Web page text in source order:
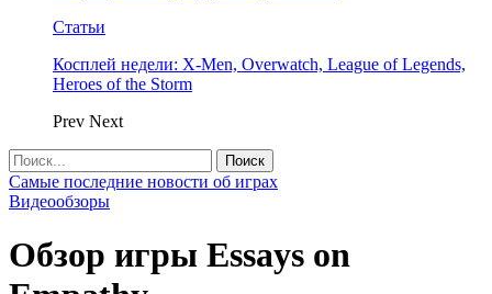
Статьи
Косплей недели: X-Men, Overwatch, League of Legends,
Heroes of the Storm
Prev Next
Самые последние новости об играх
Видеообзоры
Обзор игры Essays on